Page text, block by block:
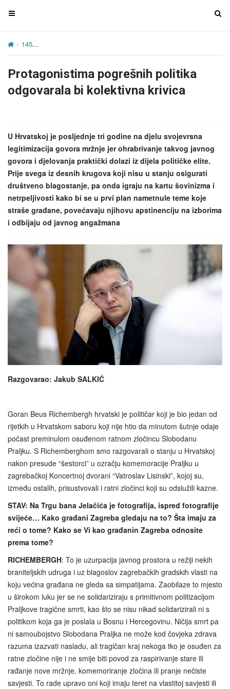
T
g
e
n
g
a
t
i
o
n
T
145
Protagonistima pogrešnih politika
odgovarala bi kolektivna krivica
U Hrvatskoj je posljednje tri godine na djelu svojevrsna
legitimizacija govora mržnje jer ohrabrivanje takvog javnog
govora i djelovanja praktički dolazi iz dijela političke elite.
Prije svega iz desnih krugova koji nisu u stanju osigurati
društveno blagostanje, pa onda igraju na kartu šovinizma i
netrpeljivosti kako bi se u prvi plan nametnule teme koje
straše građane, povećavaju njihovu apstinenciju na izborima
i odbijaju od javnog angažmana
Razgovarao: Jakub SALKIĆ
Goran Beus Richembergh hrvatski je političar koji je bio jedan od
rijetkih u Hrvatskom saboru koji nije htio da minutom šutnje odaje
počast preminulom osuđenom ratnom zločincu Slobodanu
Praljku. S Richemberghom smo razgovarali o stanju u Hrvatskoj
nakon presude “šestorci” u ozračju komemoracije Praljku u
zagrebačkoj Koncertnoj dvorani “Vatroslav Lisinski”, kojoj su,
između ostalih, prisustvovali i ratni zločinci koji su odslužili kazne.
STAV: Na Trgu bana Jelačića je fotografija, ispred fotografije
svijeće… Kako građani Zagreba gledaju na to? Šta imaju za
reći o tome? Kako se Vi kao građanin Zagreba odnosite
prema tome?
RICHEMBERGH: To je uzurpacija javnog prostora u režiji nekih
braniteljskih udruga i uz blagoslov zagrebačkih gradskih vlasti na
koju većina građana ne gleda sa simpatijama. Zaobilaze to mjesto
u širokom luku jer se ne solidariziraju s primitivnom politizacijom
Praljkove tragične smrti, kao što se nisu nikad solidarizirali ni s
politikom koja ga je poslala u Bosnu i Hercegovinu. Ničija smrt pa
ni samoubojstvo Slobodana Praljka ne može kod čovjeka zdrava
razuma izazvati nasladu, ali tragičan kraj nekoga tko je osuđen za
ratne zločine nije i ne smije biti povod za raspirivanje stare ili
rađanje nove mržnje, komemoriranje zločina ili pranje nečiste
savjesti. To rade upravo oni koji imaju teret na vlastitoj savjesti ili